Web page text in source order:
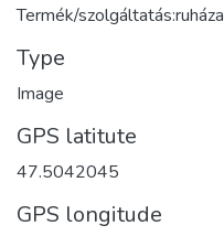
Termék/
Type
Image
GPS latitute
47.5042045
GPS longitude